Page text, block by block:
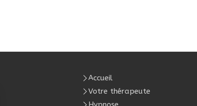
Accueil
Votre thérapeute